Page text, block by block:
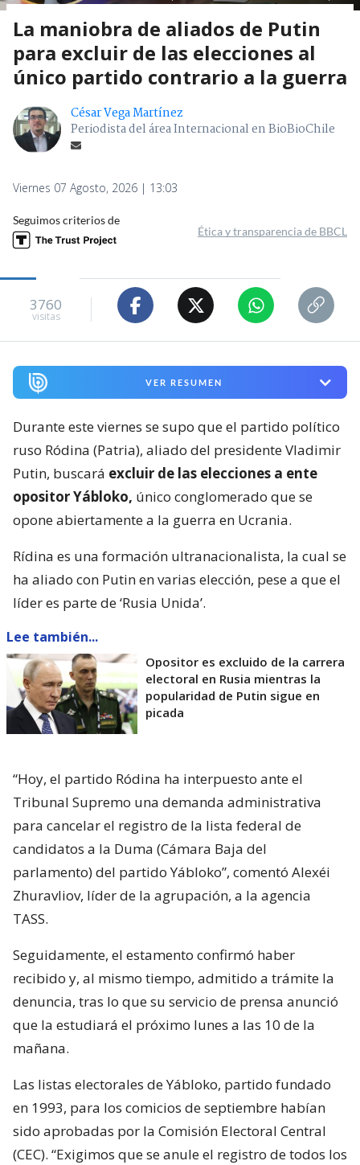
La maniobra de aliados de Putin
para excluir de las elecciones al
único partido contrario a la guerra
César Vega Martínez
Periodista del área Internacional en BioBioChile
Viernes 07 Agosto, 2026 | 13:03
Seguimos criterios de
Ética y transparencia de BBCL
3760
visitas
VER RESUMEN
Durante este viernes se supo que el partido político
ruso Ródina (Patria), aliado del presidente Vladimir
Putin, buscará excluir de las elecciones a ente
opositor Yábloko, único conglomerado que se
opone abiertamente a la guerra en Ucrania.
Rídina es una formación ultranacionalista, la cual se
ha aliado con Putin en varias elección, pese a que el
líder es parte de ‘Rusia Unida’.
Lee también...
Opositor es excluido de la carrera
electoral en Rusia mientras la
popularidad de Putin sigue en
picada
“Hoy, el partido Ródina ha interpuesto ante el
Tribunal Supremo una demanda administrativa
para cancelar el registro de la lista federal de
candidatos a la Duma (Cámara Baja del
parlamento) del partido Yábloko”, comentó Alexéi
Zhuravliov, líder de la agrupación, a la agencia
TASS.
Seguidamente, el estamento confirmó haber
recibido y, al mismo tiempo, admitido a trámite la
denuncia, tras lo que su servicio de prensa anunció
que la estudiará el próximo lunes a las 10 de la
mañana.
Las listas electorales de Yábloko, partido fundado
en 1993, para los comicios de septiembre habían
sido aprobadas por la Comisión Electoral Central
(CEC). “Exigimos que se anule el registro de todos los